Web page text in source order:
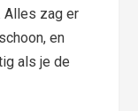
Alles zag er
en
als je de